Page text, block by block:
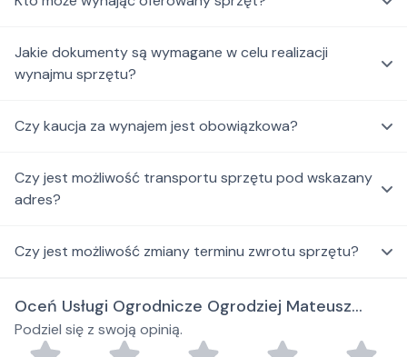
Jakie dokumenty są wymagane w celu realizacji
wynajmu sprzętu?
Czy kaucja za wynajem jest obowiązkowa?
Czy jest możliwość transportu sprzętu pod wskazany
adres?
Czy jest możliwość zmiany terminu zwrotu sprzętu?
Oceń Usługi Ogrodnicze Ogrodziej Mateusz
Krzewiński
Podziel się z swoją opinią.